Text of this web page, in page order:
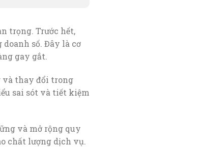
trọng. Trước hết,
số. Đây là cơ
gay gắt.
và thay đổi trong
sai sót và tiết kiệm
và mở rộng quy
chất lượng dịch vụ.